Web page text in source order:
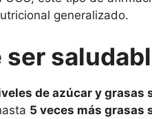
generalizado.
ser
de azúcar y
5 veces más grasas